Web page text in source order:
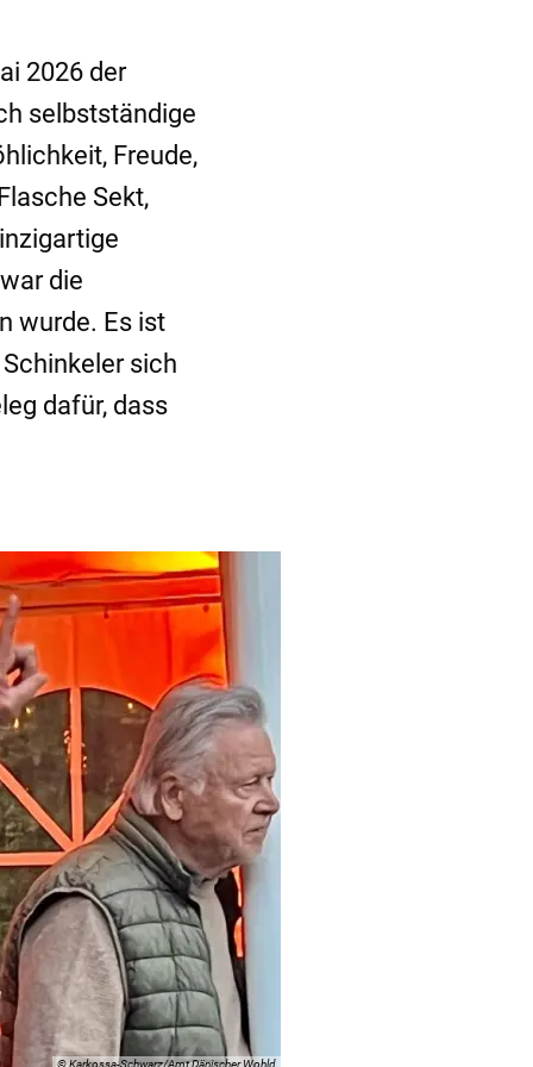
2026 der
selbstständige
Freude,
Sekt,
die
wurde. Es ist
sich
dafür, dass
© Karkossa-Schwarz/Amt Dänischer Wohld